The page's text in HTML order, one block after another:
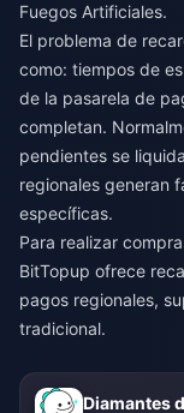
Fuegos Artificiales.
El problema de
como: tiempos de
de la pasarela de
completan.
pendientes se
regionales generan
específicas.
Para realizar
BitTopup ofrece
pagos regionales,
tradicional.
Diamantes